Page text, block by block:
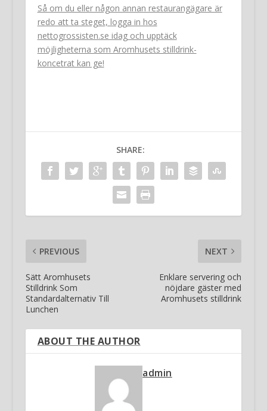
Så om du eller någon annan restaurangägare är
redo att ta steget, logga in hos
nettogrossisten.se idag och upptäck
möjligheterna som Aromhusets stilldrink-
koncetrat kan ge!
SHARE:
PREVIOUS
Sätt Aromhusets
Stilldrink Som
Standardalternativ Till
Lunchen
NEXT
Enklare servering och
nöjdare gäster med
Aromhusets stilldrink
ABOUT THE AUTHOR
admin